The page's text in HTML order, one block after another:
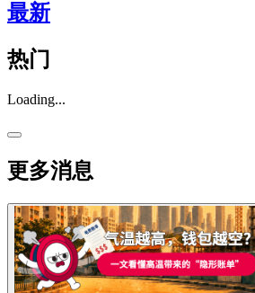
最新
热门
Loading...
更多消息